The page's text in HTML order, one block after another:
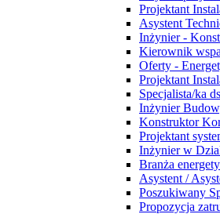
Projektant
Asystent
Inżynier -
Kierownik
Oferty -
Projektant
Specjalista/ka
Inżynier
Konstruktor
Projektant
Inżynier w
Branża
Asystent /
Poszukiwany
Propozycja